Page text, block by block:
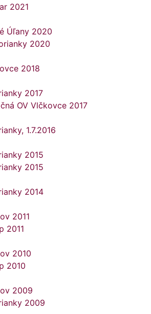
2021
Úľany 2020
2020
2018
2017
OV Vlčkovce 2017
1.7.2016
2015
2015
2014
2011
2011
2010
2010
2009
2009